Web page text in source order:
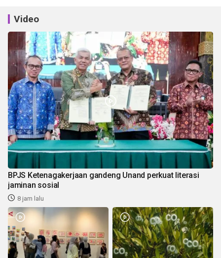
Video
BPJS Ketenagakerjaan gandeng Unand perkuat literasi
jaminan sosial
8 jam lalu